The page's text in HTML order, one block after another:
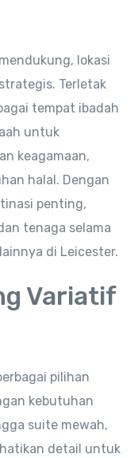
lokasi
Terletak
tempat ibadah
untuk
keagamaan,
halal. Dengan
penting,
tenaga selama
di Leicester.
Variatif
pilihan
kebutuhan
suite mewah,
detail untuk